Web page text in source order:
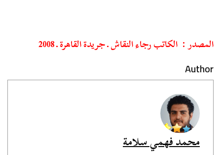
المصدر : الكاتب رجاء النقاش ـ جريدة القاهرة ـ 2008
Author
محمد فهمي سلامة